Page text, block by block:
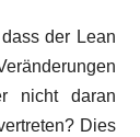
der Lean
nicht daran
Dies